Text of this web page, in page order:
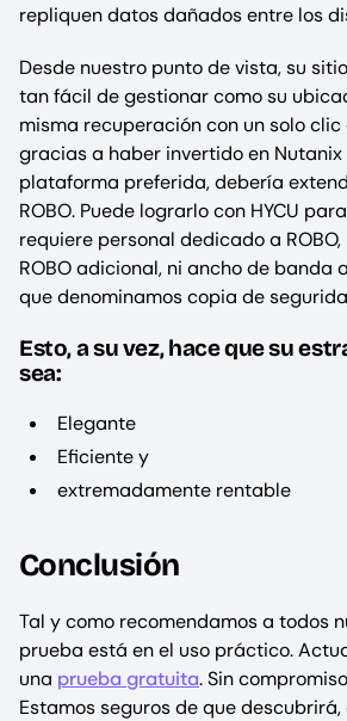
repliquen datos dañados entre los
Desde nuestro punto de vista, su
tan fácil de gestionar como su
misma recuperación con un solo clic
gracias a haber invertido en Nutanix
plataforma preferida, debería
ROBO. Puede lograrlo con HYCU
requiere personal dedicado a
ROBO adicional, ni ancho de banda
que denominamos copia de
Esto, a su vez, hace que su
sea:
Elegante
Eficiente y
extremadamente rentable
Conclusión
Tal y como recomendamos a todos
prueba está en el uso práctico.
una prueba gratuita. Sin
Estamos seguros de que